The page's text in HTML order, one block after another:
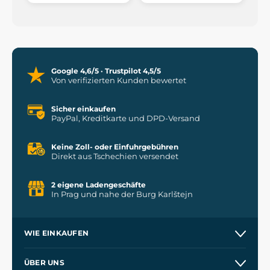
Google 4,6/5 · Trustpilot 4,5/5
Von verifizierten Kunden bewertet
Sicher einkaufen
PayPal, Kreditkarte und DPD-Versand
Keine Zoll- oder Einfuhrgebühren
Direkt aus Tschechien versendet
2 eigene Ladengeschäfte
In Prag und nahe der Burg Karlštejn
WIE EINKAUFEN
ÜBER UNS